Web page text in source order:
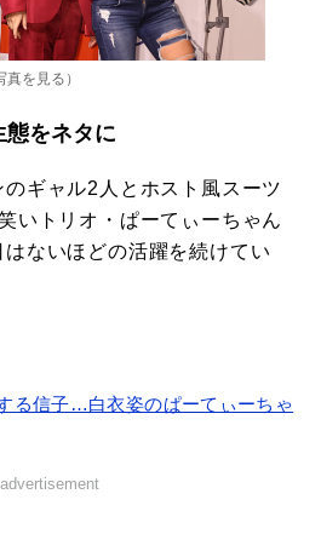
真を見る ）
態をネタに
ギャル2人とホスト風スーツ
いトリオ・ぱーてぃーちゃん
ないほどの活躍を続けてい
る信子…白衣姿のぱーてぃーちゃ
advertisement